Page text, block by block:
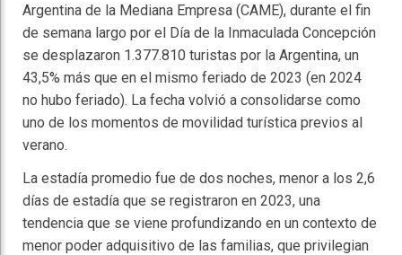
Argentina de la Mediana Empresa (CAME), durante el fin
de semana largo por el Día de la Inmaculada Concepción
se desplazaron 1.377.810 turistas por la Argentina, un
43,5% más que en el mismo feriado de 2023 (en 2024
no hubo feriado). La fecha volvió a consolidarse como
uno de los momentos de movilidad turística previos al
verano.
La estadía promedio fue de dos noches, menor a los 2,6
días de estadía que se registraron en 2023, una
tendencia que se viene profundizando en un contexto de
menor poder adquisitivo de las familias, que privilegian